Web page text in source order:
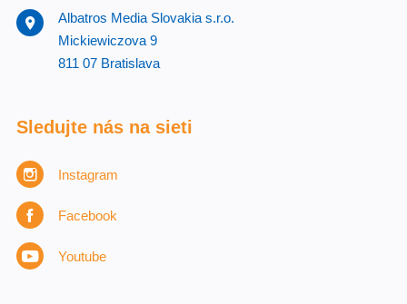
Albatros Media Slovakia s.r.o.
Mickiewiczova 9
811 07 Bratislava
Sledujte nás na sieti
Instagram
Facebook
Youtube